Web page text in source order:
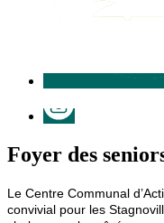
Foyer des
Le Centre Communal
convivial pour les